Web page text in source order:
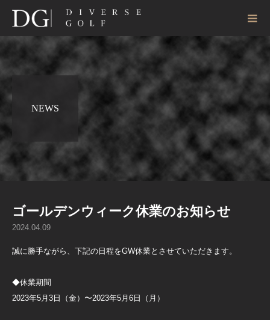
NEWS
ゴールデンウィーク休業のお知らせ
2024.04.09
誠に勝手ながら、下記の日程をGW休業とさせていただきます。
◆休業期間
2023年5月3日（金）〜2023年5月6日（月）